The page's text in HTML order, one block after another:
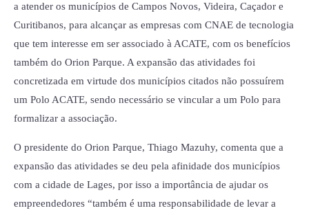
a atender os municípios de Campos Novos, Videira, Caçador e
Curitibanos, para alcançar as empresas com CNAE de tecnologia
que tem interesse em ser associado à ACATE, com os benefícios
também do Orion Parque. A expansão das atividades foi
concretizada em virtude dos municípios citados não possuírem
um Polo ACATE, sendo necessário se vincular a um Polo para
formalizar a associação.
O presidente do Orion Parque, Thiago Mazuhy, comenta que a
expansão das atividades se deu pela afinidade dos municípios
com a cidade de Lages, por isso a importância de ajudar os
empreendedores “também é uma responsabilidade de levar a